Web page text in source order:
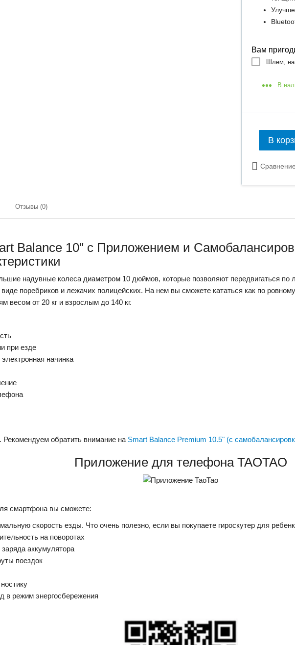
Вам
Шлем,
В
В
Сравнение
Отзывы (0)
Balance 10" c Приложением и
надувные колеса диаметром 10 дюймов, которые позволяют передвигаться по
поребриков и лежачих полицейских. На нем вы сможете кататься как по
весом от 20 кг и взрослым до 140 кг.
при езде
начинка
обратить внимание на Smart Balance Premium 10.5" (с
Приложение для телефона TAOTAO
смартфона вы сможете:
скорость езды. Что очень полезно, если вы покупаете гироскутер для
на поворотах
аккумулятора
поездок
в режим энергосбережения